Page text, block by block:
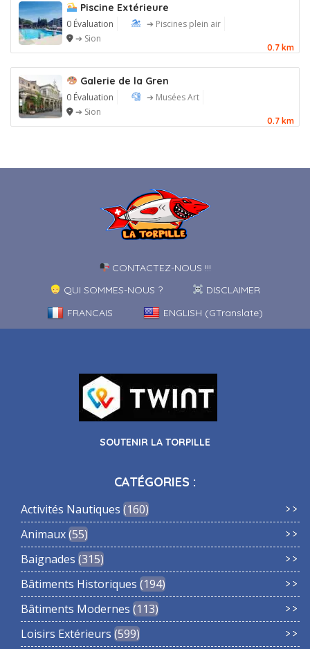
Piscine Extérieure
0 Évaluation
➔ Piscines plein air
➔ Sion
0.7 km
Galerie de la Gren
0 Évaluation
➔ Musées Art
➔ Sion
0.7 km
CONTACTEZ-NOUS !!!
QUI SOMMES-NOUS ?
DISCLAIMER
FRANCAIS
ENGLISH (GTranslate)
SOUTENIR LA TORPILLE
CATÉGORIES :
Activités Nautiques 160
Animaux 55
Baignades 315
Bâtiments Historiques 194
Bâtiments Modernes 113
Loisirs Extérieurs 599